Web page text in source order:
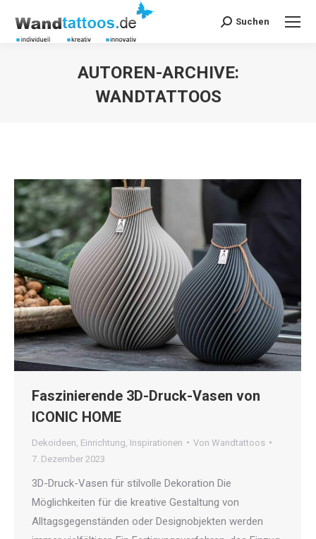
Search:
Suchen
AUTOREN-ARCHIVE:
WANDTATTOOS
Faszinierende 3D-Druck-Vasen von
ICONIC HOME
Dekoideen Einrichtung Inspirationen Von Wandtattoos
7. Dezember 2023
3D-Druck-Vasen für stilvolle Dekoration Die
Möglichkeiten für die kreative Gestaltung von
Alltagsgegenständen oder Designobjekten werden